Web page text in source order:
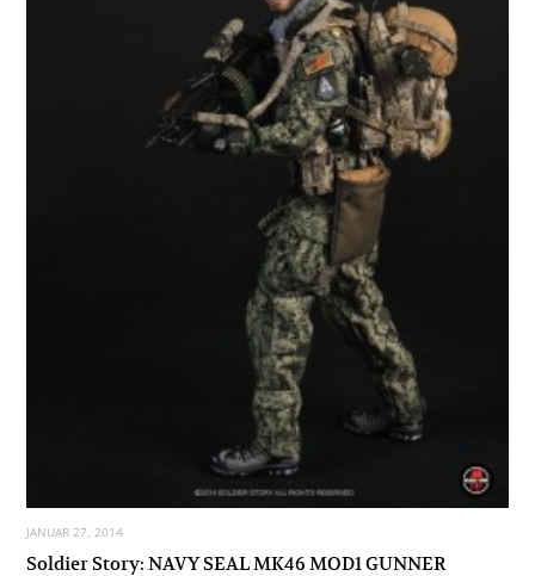
JANUAR 27, 2014
Soldier Story: NAVY SEAL MK46 MOD1 GUNNER